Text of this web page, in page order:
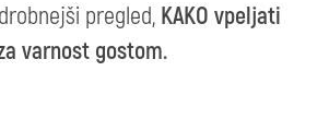
pregled, KAKO vpeljati
varnost gostom.